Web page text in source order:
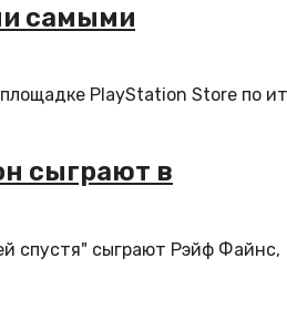
самыми
PlayStation Store по
сыграют в
спустя" сыграют Рэйф Файнс,